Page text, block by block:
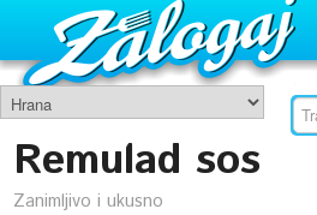
Remulad sos
Zanimljivo i ukusno